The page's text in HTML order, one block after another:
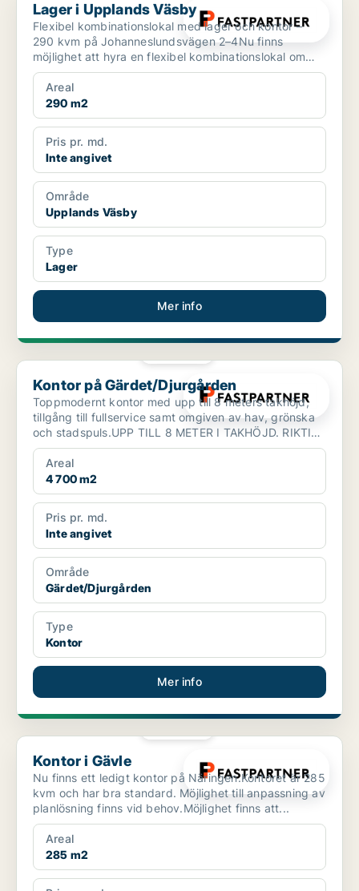
Lager i Upplands Väsby
Flexibel kombinationslokal med lager och kontor –
290 kvm på Johanneslundsvägen 2–4Nu finns
möjlighet att hyra en flexibel kombinationslokal om
totalt 290 kv...
Areal
290 m2
Pris pr. md.
Inte angivet
Område
Upplands Väsby
Type
Lager
Mer info
Kontor på Gärdet/Djurgården
Kontor på Gärdet/Djurgården
Toppmodernt kontor med upp till 8 meters takhöjd,
tillgång till fullservice samt omgiven av hav, grönska
och stadspuls.UPP TILL 8 METER I TAKHÖJD. RIKTIG
WOW...
Areal
4 700 m2
Pris pr. md.
Inte angivet
Område
Gärdet/Djurgården
Type
Kontor
Mer info
Kontor i Gävle
Kontor i Gävle
Nu finns ett ledigt kontor på Näringen.Kontoret är 285
kvm och har bra standard. Möjlighet till anpassning av
planlösning finns vid behov.Möjlighet finns att...
Areal
285 m2